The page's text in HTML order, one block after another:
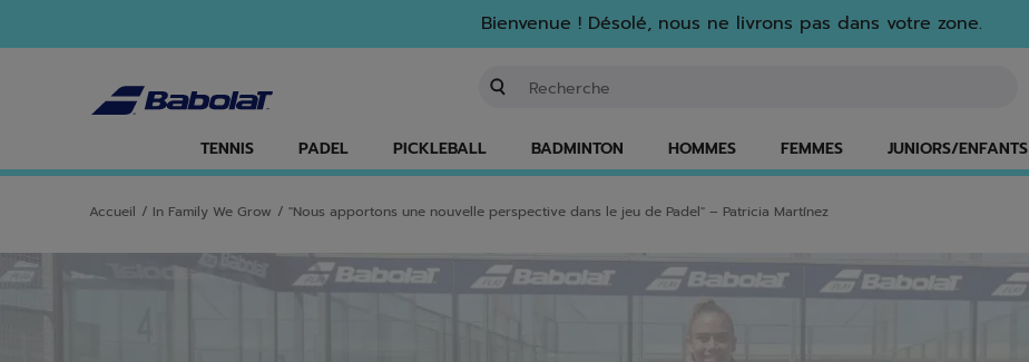
Bienvenue ! Désolé, nous ne livrons pas dans votre zone.
TENNIS PADEL PICKLEBALL BADMINTON HOMMES FEMMES JUNIORS/ENFANTS
Accueil / In Family We Grow / "Nous apportons une nouvelle perspective dans le jeu de Padel" – Patricia Martínez